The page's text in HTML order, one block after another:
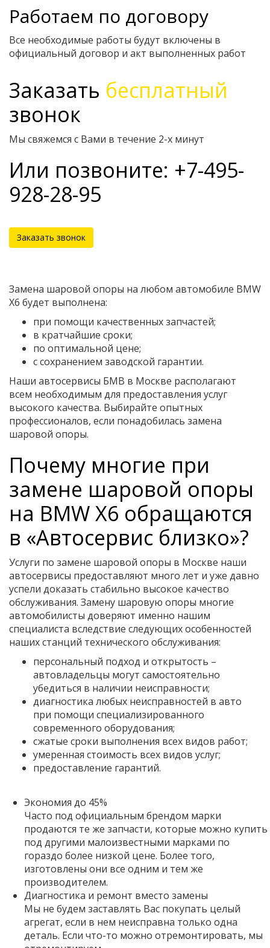
Работаем по договору
Все необходимые работы будут включены в
официальный договор и акт выполненных работ
Заказать бесплатный
звонок
Мы свяжемся с Вами в течение 2-х минут
Или позвоните: +7-495-
928-28-95
Заказать звонок
Замена шаровой опоры на любом автомобиле BMW
X6 будет выполнена:
при помощи качественных запчастей;
в кратчайшие сроки;
по оптимальной цене;
с сохранением заводской гарантии.
Наши автосервисы БМВ в Москве располагают
всем необходимым для предоставления услуг
высокого качества. Выбирайте опытных
профессионалов, если понадобилась замена
шаровой опоры.
Почему многие при
замене шаровой опоры
на BMW X6 обращаются
в «Автосервис близко»?
Услуги по замене шаровой опоры в Москве наши
автосервисы предоставляют много лет и уже давно
успели доказать стабильно высокое качество
обслуживания. Замену шаровую опоры многие
автомобилисты доверяют именно нашим
специалиста вследствие следующих особенностей
наших станций технического обслуживания:
персональный подход и открытость –
автовладельцы могут самостоятельно
убедиться в наличии неисправности;
диагностика любых неисправностей в авто
при помощи специализированного
современного оборудования;
сжатые сроки выполнения всех видов работ;
умеренная стоимость всех видов услуг;
предоставление гарантий.
Экономия до 45%
Часто под официальным брендом марки
продаются те же запчасти, которые можно купить
под другими малоизвестными марками по
гораздо более низкой цене. Более того,
изготовлены они все одним и тем же
производителем.
Диагностика и ремонт вместо замены
Мы не будем заставлять Вас покупать целый
агрегат, если в нем неисправна только одна
деталь. Если что-то можно отремонтировать, мы